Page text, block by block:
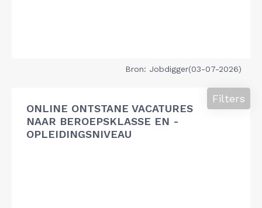
Bron: Jobdigger(03-07-2026)
ONLINE ONTSTANE VACATURES
NAAR BEROEPSKLASSE EN -
OPLEIDINGSNIVEAU
Filters